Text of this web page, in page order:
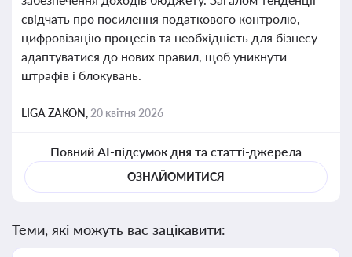
свідчать про посилення податкового контролю,
цифровізацію процесів та необхідність для бізнесу
адаптуватися до нових правил, щоб уникнути
штрафів і блокувань.
LIGA ZAKON, 20 квітня 2026
Повний AI-підсумок дня та статті-джерела
ОЗНАЙОМИТИСЯ
Теми, які можуть вас зацікавити: